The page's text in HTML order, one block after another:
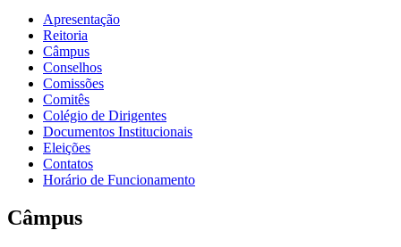
Apresentação
Reitoria
Câmpus
Conselhos
Comissões
Comitês
Colégio de Dirigentes
Documentos Institucionais
Eleições
Contatos
Horário de Funcionamento
Câmpus